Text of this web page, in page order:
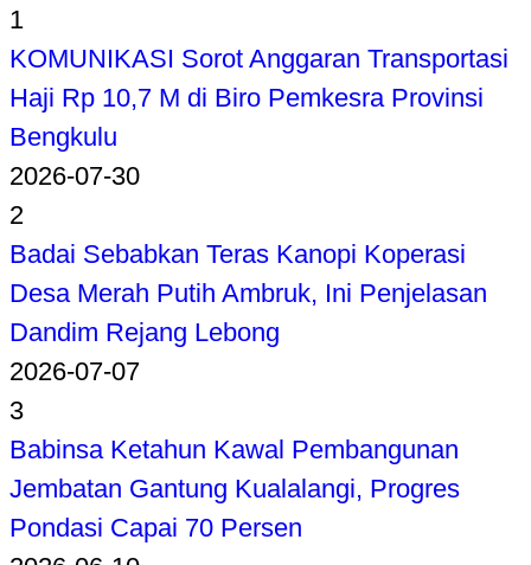
1
KOMUNIKASI Sorot Anggaran Transportasi
Haji Rp 10,7 M di Biro Pemkesra Provinsi
Bengkulu
2026-07-30
2
Badai Sebabkan Teras Kanopi Koperasi
Desa Merah Putih Ambruk, Ini Penjelasan
Dandim Rejang Lebong
2026-07-07
3
Babinsa Ketahun Kawal Pembangunan
Jembatan Gantung Kualalangi, Progres
Pondasi Capai 70 Persen